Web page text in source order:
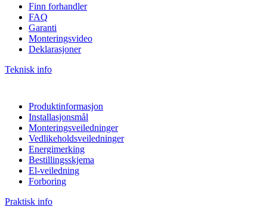
Finn forhandler
FAQ
Garanti
Monteringsvideo
Deklarasjoner
Teknisk info
Produktinformasjon
Installasjonsmål
Monteringsveiledninger
Vedlikeholdsveiledninger
Energimerking
Bestillingsskjema
El-veiledning
Forboring
Praktisk info